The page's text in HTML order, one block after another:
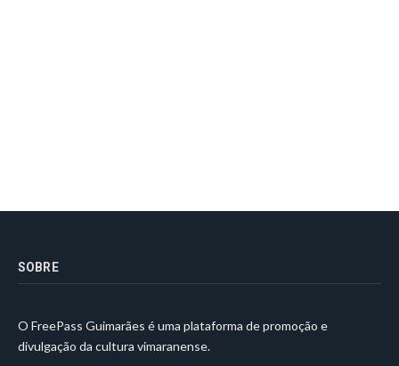
SOBRE
O FreePass Guimarães é uma plataforma de promoção e
divulgação da cultura vimaranense.